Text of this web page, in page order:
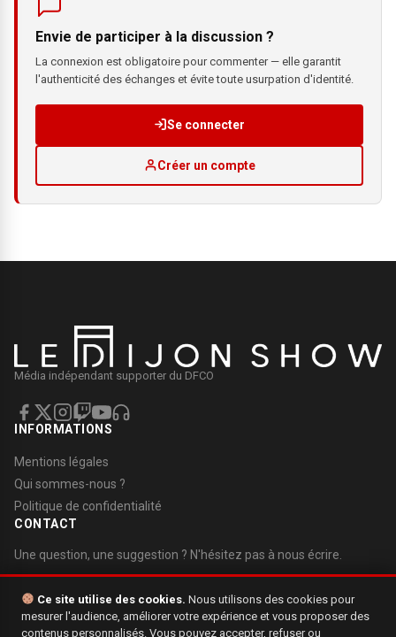
Envie de participer à la discussion ?
La connexion est obligatoire pour commenter — elle garantit
l'authenticité des échanges et évite toute usurpation d'identité.
Se connecter
Créer un compte
Média indépendant supporter du DFCO
INFORMATIONS
Mentions légales
Qui sommes-nous ?
Politique de confidentialité
CONTACT
Une question, une suggestion ? N'hésitez pas à nous écrire.
Nous contacter
Ce site utilise des cookies. Nous utilisons des cookies pour
mesurer l'audience, améliorer votre expérience et vous proposer des
contenus personnalisés. Vous pouvez accepter, refuser ou